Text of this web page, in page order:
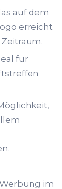
auf dem
erreicht
für
im